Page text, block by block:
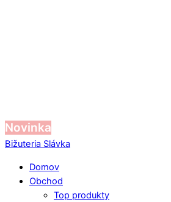
Novinka
Bižuteria Slávka
Domov
Obchod
Top produkty